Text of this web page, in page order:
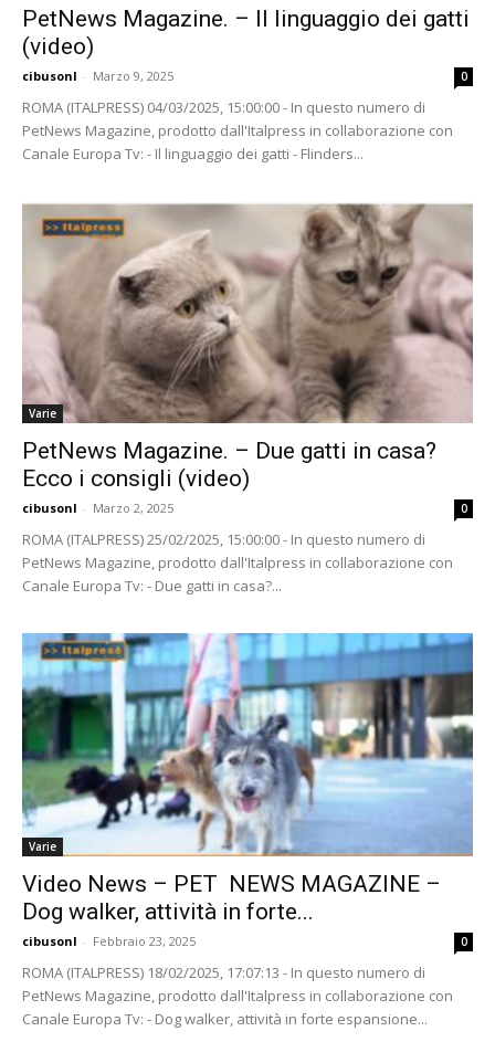
PetNews Magazine. – Il linguaggio dei gatti
(video)
cibusonl - Marzo 9, 2025 0
ROMA (ITALPRESS) 04/03/2025, 15:00:00 - In questo numero di
PetNews Magazine, prodotto dall'Italpress in collaborazione con
Canale Europa Tv: - Il linguaggio dei gatti - Flinders...
Varie
PetNews Magazine. – Due gatti in casa?
Ecco i consigli (video)
cibusonl - Marzo 2, 2025 0
ROMA (ITALPRESS) 25/02/2025, 15:00:00 - In questo numero di
PetNews Magazine, prodotto dall'Italpress in collaborazione con
Canale Europa Tv: - Due gatti in casa?...
Varie
Video News – PET NEWS MAGAZINE –
Dog walker, attività in forte...
cibusonl - Febbraio 23, 2025 0
ROMA (ITALPRESS) 18/02/2025, 17:07:13 - In questo numero di
PetNews Magazine, prodotto dall'Italpress in collaborazione con
Canale Europa Tv: - Dog walker, attività in forte espansione...